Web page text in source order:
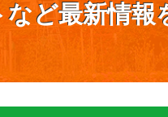
ど最新情報